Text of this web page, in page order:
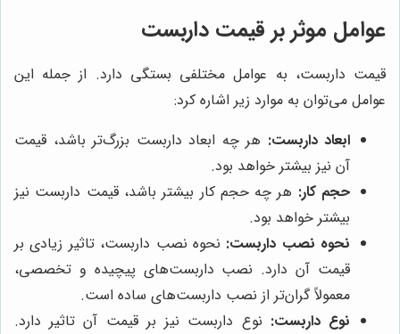
عوامل موثر بر قیمت داربست
قیمت داربست، به عوامل مختلفی بستگی دارد. از جمله این
عوامل می‌توان به موارد زیر اشاره کرد:
ابعاد داربست: هر چه ابعاد داربست بزرگ‌تر باشد، قیمت
آن نیز بیشتر خواهد بود.
حجم کار: هر چه حجم کار بیشتر باشد، قیمت داربست نیز
بیشتر خواهد بود.
نحوه نصب داربست: نحوه نصب داربست، تاثیر زیادی بر
قیمت آن دارد. نصب داربست‌های پیچیده و تخصصی،
معمولاً گران‌تر از نصب داربست‌های ساده است.
نوع داربست: نوع داربست نیز بر قیمت آن تاثیر دارد.